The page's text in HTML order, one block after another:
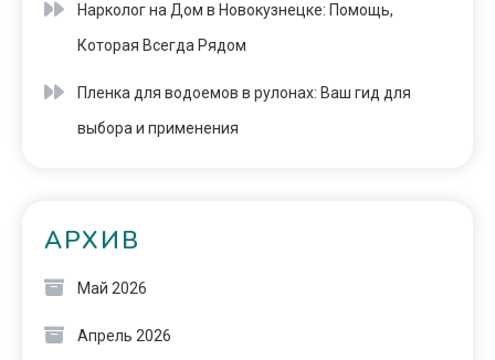
Нарколог на Дом в Новокузнецке: Помощь,
Которая Всегда Рядом
Пленка для водоемов в рулонах: Ваш гид для
выбора и применения
АРХИВ
Май 2026
Апрель 2026